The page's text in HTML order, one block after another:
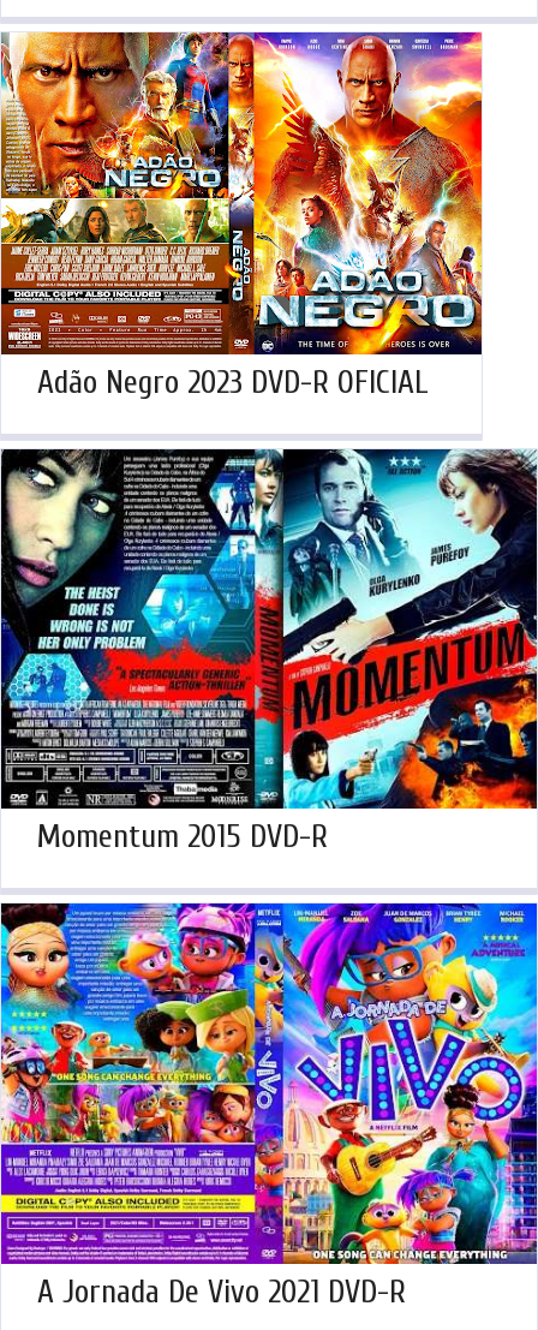
Adão Negro 2023 DVD-R OFICIAL
Momentum 2015 DVD-R
A Jornada De Vivo 2021 DVD-R